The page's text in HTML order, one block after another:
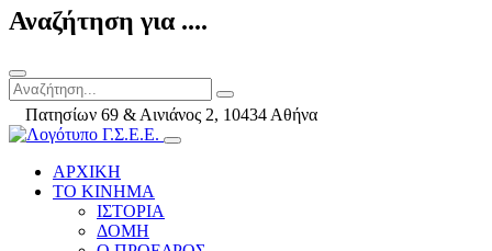
Αναζήτηση για ....
Πατησίων 69 & Αινιάνος 2, 10434 Αθήνα
ΑΡΧΙΚΗ
ΤΟ ΚΙΝΗΜΑ
ΙΣΤΟΡΙΑ
ΔΟΜΗ